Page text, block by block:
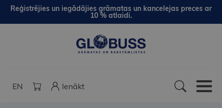
Reģistrējies un iegādājies grāmatas un kancelejas preces ar
10 % atlaidi.
EN Ienākt